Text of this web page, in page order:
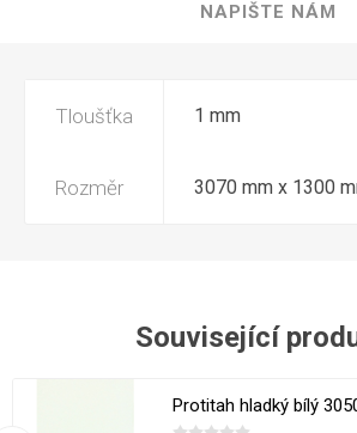
NAPIŠTE NÁM
Tloušťka 1 mm
Rozměr 3070 mm x 1300
Související
Protitah hladký bílý